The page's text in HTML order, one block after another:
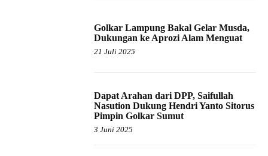
Golkar Lampung Bakal Gelar Musda,
Dukungan ke Aprozi Alam Menguat
21 Juli 2025
Dapat Arahan dari DPP, Saifullah
Nasution Dukung Hendri Yanto Sitorus
Pimpin Golkar Sumut
3 Juni 2025